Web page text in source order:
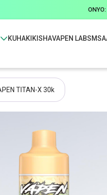
KUHAKIKISHAVAPEN LABS
TITAN-X 30k